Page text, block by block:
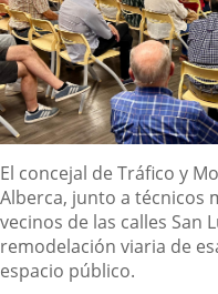
Descripción
El concejal de Tráfico y
Alberca, junto a técnicos
vecinos de las calles San
remodelación viaria de
espacio público.